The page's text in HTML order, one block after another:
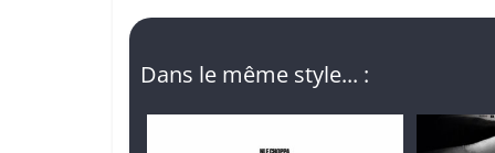
Dans le même style... :